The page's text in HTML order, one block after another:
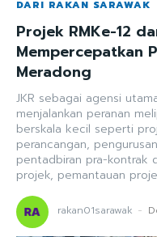
DARI RAKAN SARAWAK
Projek RMKe-12
Mempercepatkan
Meradong
JKR sebagai agensi
menjalankan peranan
berskala kecil seperti
perancangan,
pentadbiran pra-kontrak
projek, pemantauan
rakan01sarawak -